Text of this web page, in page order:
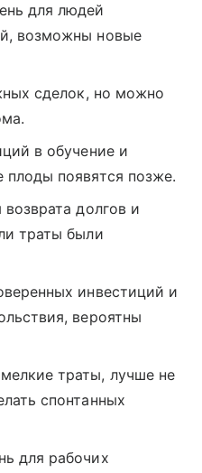
для людей
возможны новые
сделок, но можно
в обучение и
плоды появятся позже.
долгов и
траты были
инвестиций и
вероятны
траты, лучше не
спонтанных
для рабочих